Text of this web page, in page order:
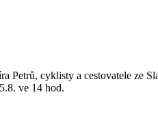
Petrů, cyklisty a cestovatele ze
ve 14 hod.